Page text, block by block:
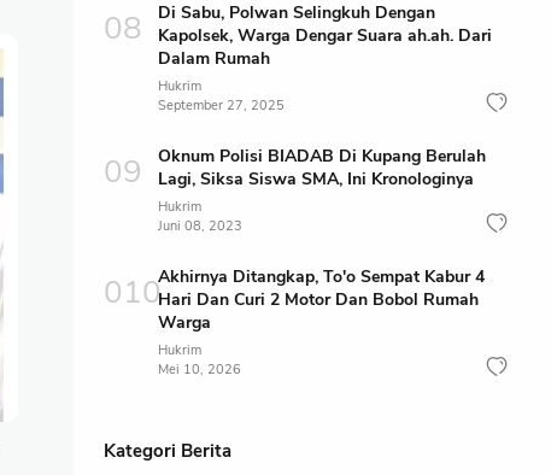
Di Sabu, Polwan Selingkuh Dengan
Kapolsek, Warga Dengar Suara ah.ah. Dari
Dalam Rumah
Hukrim
September 27, 2025
Oknum Polisi BIADAB Di Kupang Berulah
Lagi, Siksa Siswa SMA, Ini Kronologinya
Hukrim
Juni 08, 2023
Akhirnya Ditangkap, To'o Sempat Kabur 4
Hari Dan Curi 2 Motor Dan Bobol Rumah
Warga
Hukrim
Mei 10, 2026
Kategori Berita